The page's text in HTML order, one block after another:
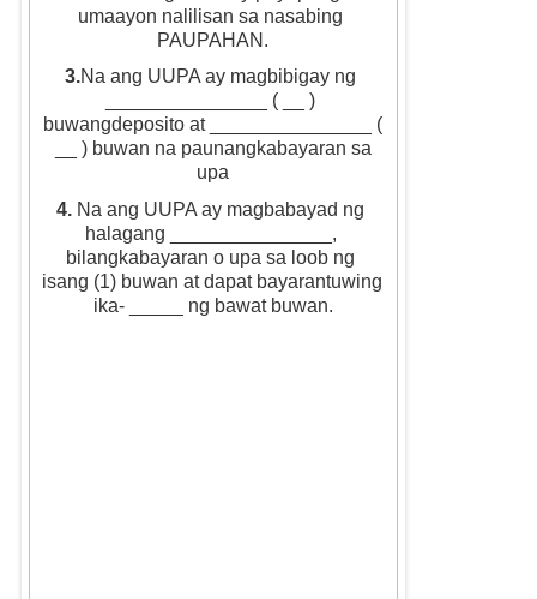
umaayon nalilisan sa nasabing
PAUPAHAN.
3.Na ang UUPA ay magbibigay ng
_______________ ( __ )
buwangdeposito at _______________ (
__ ) buwan na paunangkabayaran sa
upa
4. Na ang UUPA ay magbabayad ng
halagang _______________,
bilangkabayaran o upa sa loob ng
isang (1) buwan at dapat bayarantuwing
ika- _____ ng bawat buwan.